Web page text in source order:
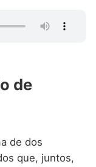
de
de dos
que, juntos,